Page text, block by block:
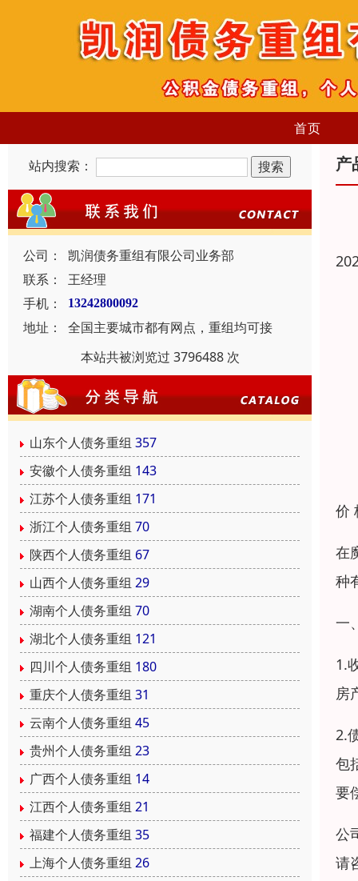
首页
站内搜索：
公司：
凯润债务重组有限公司业务部
联系：
王经理
手机：
13242800092
地址：
全国主要城市都有网点，重组均可接
本站共被浏览过 3796488 次
山东个人债务重组 357
安徽个人债务重组 143
江苏个人债务重组 171
浙江个人债务重组 70
陕西个人债务重组 67
山西个人债务重组 29
湖南个人债务重组 70
湖北个人债务重组 121
四川个人债务重组 180
重庆个人债务重组 31
云南个人债务重组 45
贵州个人债务重组 23
广西个人债务重组 14
江西个人债务重组 21
福建个人债务重组 35
上海个人债务重组 26
产
价
在
种
一
1.
房
2.
包
要
公
请